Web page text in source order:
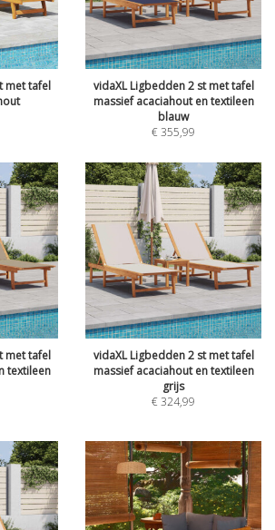
met tafel
vidaXL Ligbedden 2 st met tafel
massief acaciahout en textileen
blauw
€355,99
met tafel
textileen
vidaXL Ligbedden 2 st met tafel
massief acaciahout en textileen
grijs
€324,99